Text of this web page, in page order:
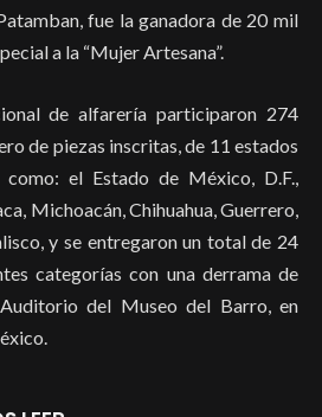
fue la ganadora de 20 mil
a la “Mujer Artesana”.
de alfarería participaron 274
de piezas inscritas, de 11 estados
el Estado de México, D.F.,
Michoacán, Chihuahua, Guerrero,
y se entregaron un total de 24
categorías con una derrama de
del Museo del Barro, en